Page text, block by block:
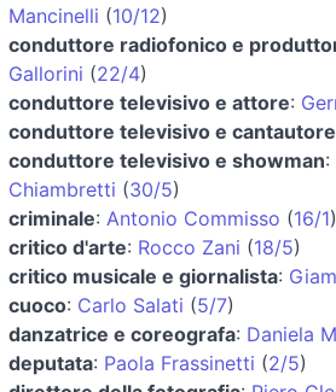
Mancinelli (10/12)
conduttore radiofonico e
Gallorini (22/4)
conduttore televisivo e attore:
conduttore televisivo e cantautore
conduttore televisivo e showman:
Chiambretti (30/5)
criminale: Antonio Commisso (16/1)
critico d'arte: Rocco Zani (18/5)
critico musicale e giornalista:
cuoco: Carlo Salati (5/7)
danzatrice e coreografa: Daniela
deputata: Paola Frassinetti (2/5)